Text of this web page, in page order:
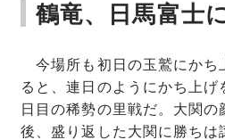
鶴竜、日馬富士
今場所も初日の玉鷲にかち
ると、連日のようにかち上
日目の稀勢の里戦だ。大関
後、盛り返した大関に勝ちは